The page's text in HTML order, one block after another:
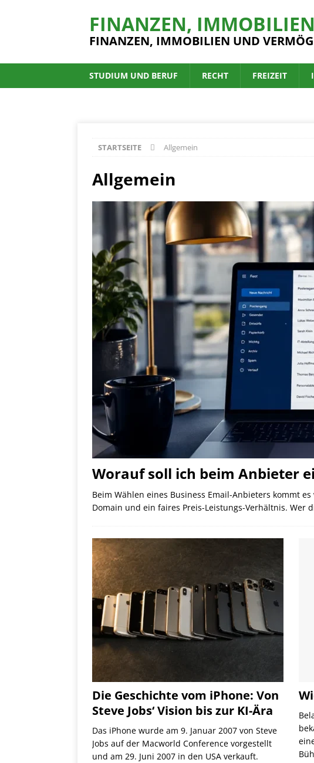
FINANZEN,
FINANZEN, IMMOBILIEN UND
STUDIUM UND BERUF RECHT FREIZEIT
STARTSEITE Allgemein
Allgemein
Worauf soll ich beim Anbieter
Beim Wählen eines Business Email-Anbieters kommt
Domain und ein faires Preis-Leistungs-Verhältnis.
Die Geschichte vom iPhone: Von
Steve Jobs‘ Vision bis zur KI-Ära
Das iPhone wurde am 9. Januar 2007 von Steve
Jobs auf der Macworld Conference vorgestellt
und am 29. Juni 2007 in den USA verkauft.